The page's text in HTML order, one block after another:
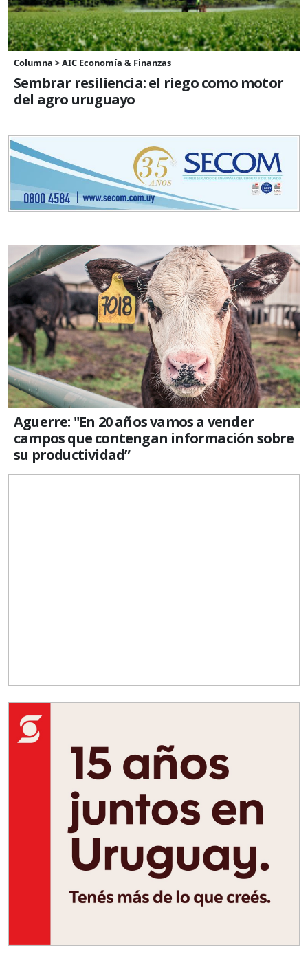
Columna > AIC Economía & Finanzas
Sembrar resiliencia: el riego como motor
del agro uruguayo
Aguerre: "En 20 años vamos a vender
campos que contengan información sobre
su productividad”